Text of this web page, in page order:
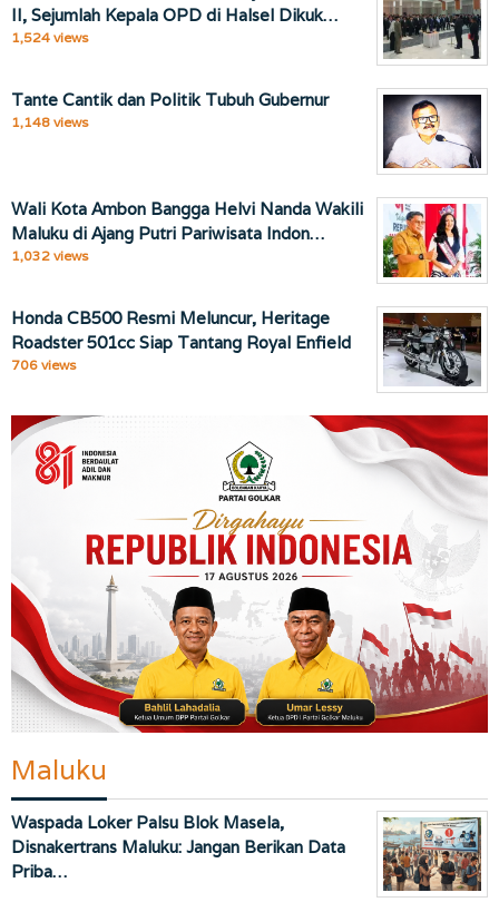
II, Sejumlah Kepala OPD di Halsel Dikuk…
1,524 views
Tante Cantik dan Politik Tubuh Gubernur
1,148 views
Wali Kota Ambon Bangga Helvi Nanda Wakili
Maluku di Ajang Putri Pariwisata Indon…
1,032 views
Honda CB500 Resmi Meluncur, Heritage
Roadster 501cc Siap Tantang Royal Enfield
706 views
Maluku
Waspada Loker Palsu Blok Masela,
Disnakertrans Maluku: Jangan Berikan Data
Priba…